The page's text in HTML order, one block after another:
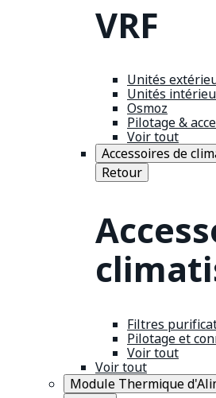
VRF
Unités
Unités
Osmoz
Pilotage &
Voir tout
Accessoires de
Retour
Filtres
Pilotage et
Voir tout
Voir tout
Module Thermique